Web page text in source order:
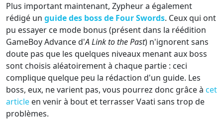
Plus important maintenant, Zypheur a également
rédigé un guide des boss de Four Swords. Ceux qui ont
pu essayer ce mode bonus (présent dans la réédition
GameBoy Advance d'A Link to the Past) n'ignorent sans
doute pas que les quelques niveaux menant aux boss
sont choisis aléatoirement à chaque partie : ceci
complique quelque peu la rédaction d'un guide. Les
boss, eux, ne varient pas, vous pourrez donc grâce à cet
article en venir à bout et terrasser Vaati sans trop de
problèmes.